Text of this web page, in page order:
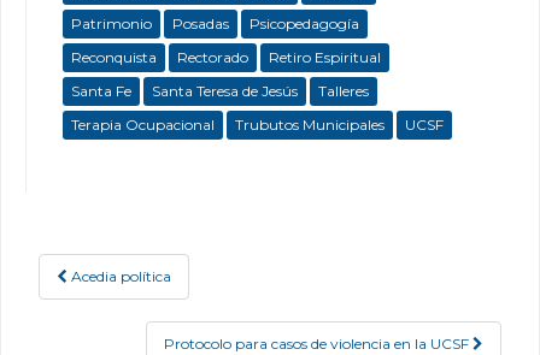
Patrimonio
Posadas
Psicopedagogía
Reconquista
Rectorado
Retiro Espiritual
Santa Fe
Santa Teresa de Jesús
Talleres
Terapia Ocupacional
Trubutos Municipales UCSF
Post navigation
Acedia política
Protocolo para casos de violencia en la UCSF